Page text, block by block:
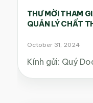
THƯ MỜI THAM
QUẢN LÝ CHẤT
October 31, 2024
Kính gửi: Quý